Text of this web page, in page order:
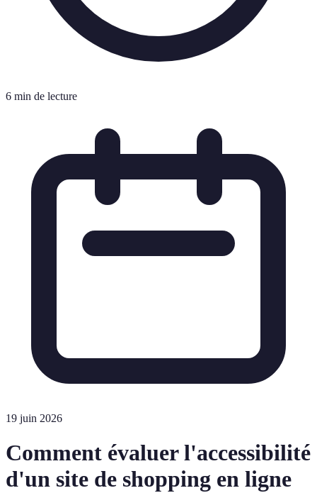
6 min de lecture
19 juin 2026
Comment évaluer l'accessibilité
d'un site de shopping en ligne